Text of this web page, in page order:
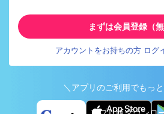
まずは会員登録（無
アカウントをお持ちの方 ログ
＼アプリのご利用でもっ